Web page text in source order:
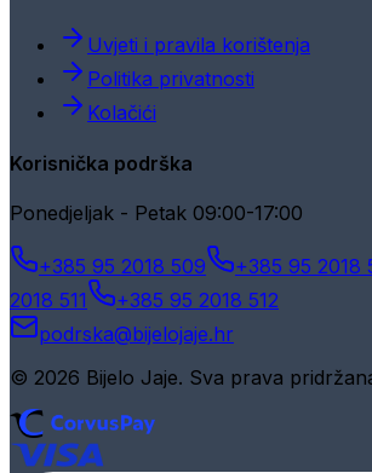
Uvjeti i pravila korištenja
Politika privatnosti
Kolačići
Korisnička podrška
Ponedjeljak - Petak 09:00-17:00
+385 95 2018 509 +385 95 2018
2018 511
+385 95 2018 512
podrska@bijelojaje.hr
© 2026 Bijelo Jaje. Sva prava